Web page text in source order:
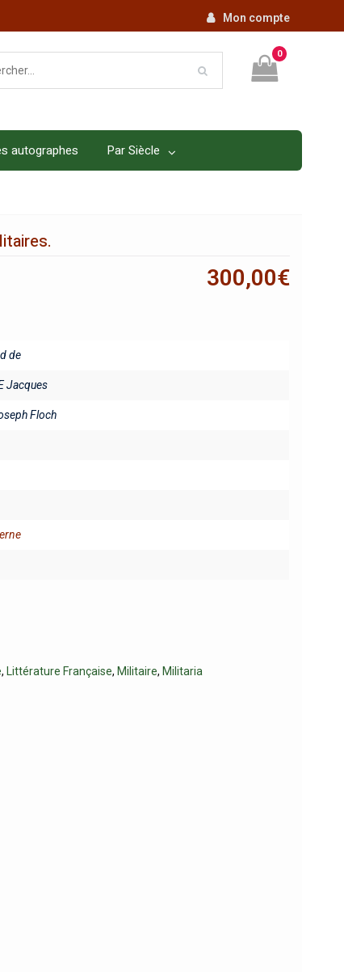
Mon compte
0
autographes Par Siècle
300,00€
de
Jacques
Floch
, Littérature Française, Militaire, Militaria